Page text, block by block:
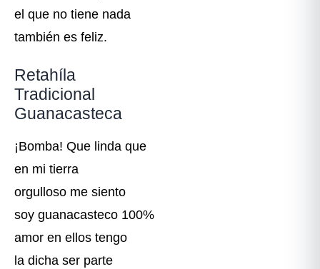
el que no tiene nada
también es feliz.
Retahíla
Tradicional
Guanacasteca
¡Bomba! Que linda que
en mi tierra
orgulloso me siento
soy guanacasteco 100%
amor en ellos tengo
la dicha ser parte